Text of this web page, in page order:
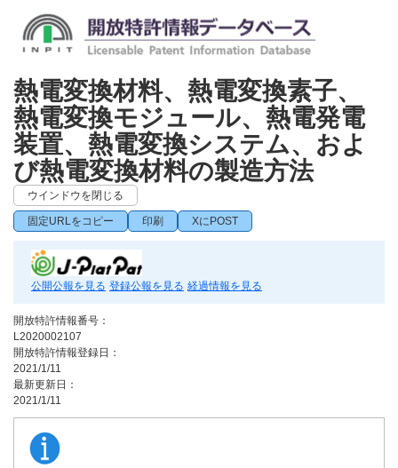
熱電変換材料、熱電変換素子、
熱電変換モジュール、熱電発電
装置、熱電変換システム、およ
び熱電変換材料の製造方法
ウインドウを閉じる
固定URLをコピー 印刷 XにPOST
公開公報を見る 登録公報を見る 経過情報を見る
開放特許情報番号：
L2020002107
開放特許情報登録日：
2021/1/11
最新更新日：
2021/1/11